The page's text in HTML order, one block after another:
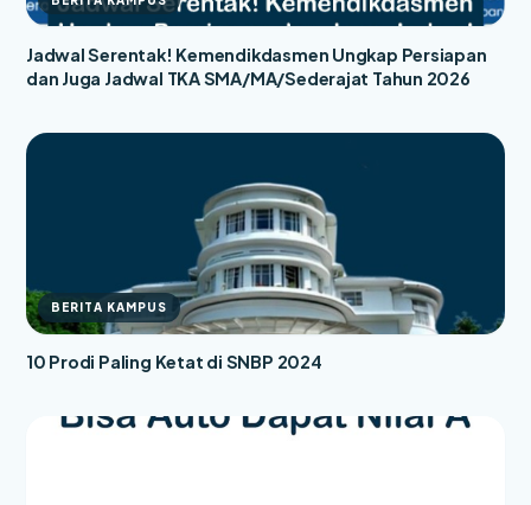
Jadwal Serentak! Kemendikdasmen Ungkap Persiapan
dan Juga Jadwal TKA SMA/MA/Sederajat Tahun 2026
BERITA KAMPUS
10 Prodi Paling Ketat di SNBP 2024